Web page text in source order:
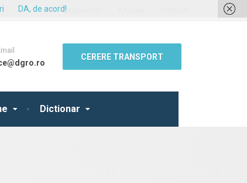
Despre Noi
CERERE TRANSPORT
Dictionar
DA, de acord!